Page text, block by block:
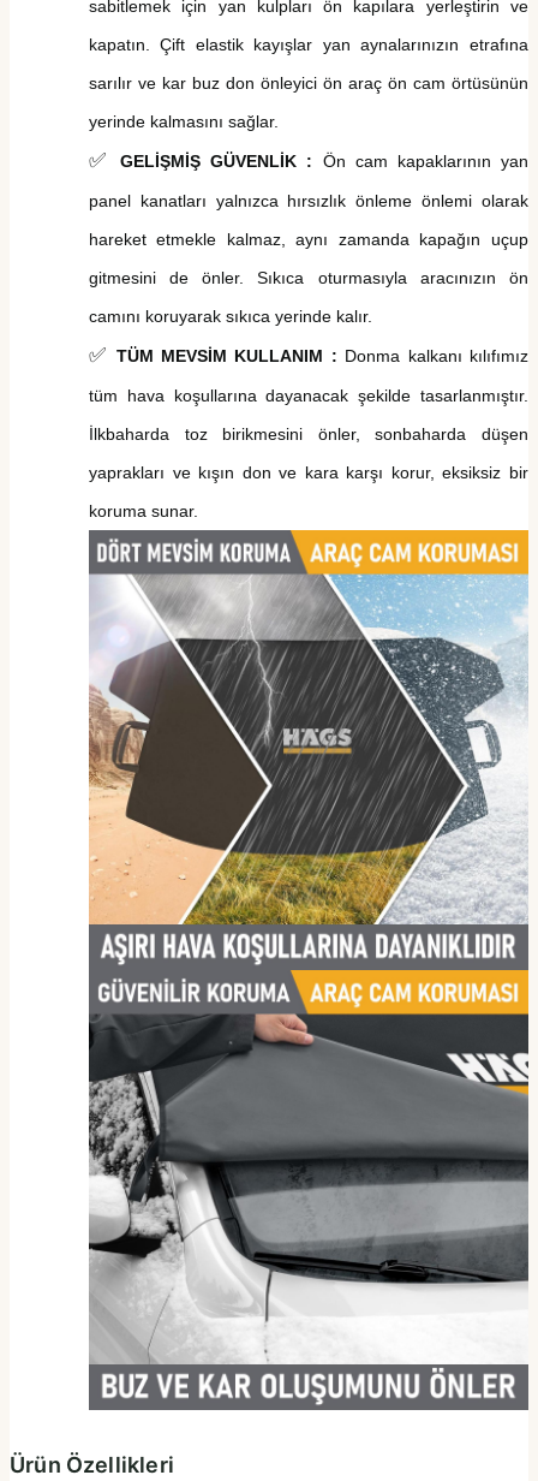
sabitlemek için yan kulpları ön kapılara yerleştirin ve
kapatın. Çift elastik kayışlar yan aynalarınızın etrafına
sarılır ve kar buz don önleyici ön araç ön cam örtüsünün
yerinde kalmasını sağlar.
✅ GELİŞMİŞ GÜVENLİK : Ön cam kapaklarının yan
panel kanatları yalnızca hırsızlık önleme önlemi olarak
hareket etmekle kalmaz, aynı zamanda kapağın uçup
gitmesini de önler. Sıkıca oturmasıyla aracınızın ön
camını koruyarak sıkıca yerinde kalır.
✅ TÜM MEVSİM KULLANIM : Donma kalkanı kılıfımız
tüm hava koşullarına dayanacak şekilde tasarlanmıştır.
İlkbaharda toz birikmesini önler, sonbaharda düşen
yaprakları ve kışın don ve kara karşı korur, eksiksiz bir
koruma sunar.
Ürün Özellikleri